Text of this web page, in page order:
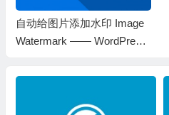
自动给图片添加水印 Image
Watermark —— WordPress